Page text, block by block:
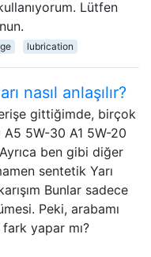
Lütfen
lubrication
nasıl anlaşılır?
gittiğimde, birçok
5W-30 A1 5W-20
ben gibi diğer
sentetik Yarı
Bunlar sadece
Peki, arabamı
yapar mı?